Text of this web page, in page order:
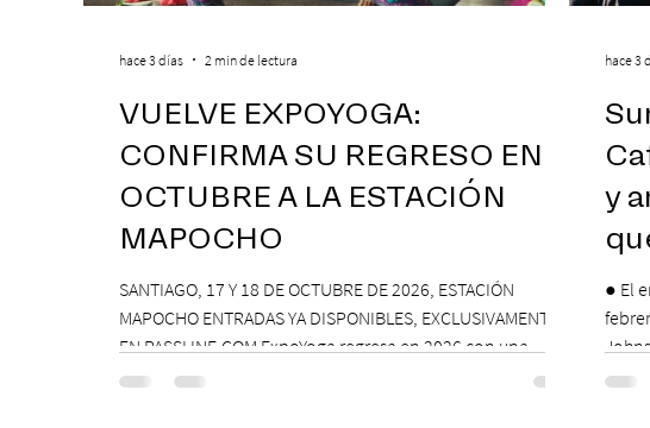
VUELVE EXPOYOGA:
CONFIRMA SU REGRESO EN
OCTUBRE A LA ESTACIÓN
MAPOCHO
SANTIAGO, 17 Y 18 DE OCTUBRE DE 2026, ESTACIÓN
MAPOCHO ENTRADAS YA DISPONIBLES, EXCLUSIVAMENTE
EN PASSLINE.COM ExpoYoga regresa en 2026 con una
edición renovada que reunirá yoga, bienestar y vida
hace 3 días 2 min de lectura
y
● El
lunes
hace 3